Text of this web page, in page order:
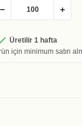
Üretilir 1 hafta
için minimum satın